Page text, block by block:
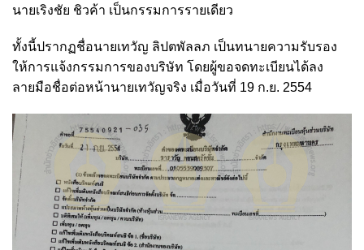
นายเริงชัย ชิวค้า เป็นกรรมการรายเดียว
ทั้งนี้ปรากฏชื่อนายเทวัญ ลิปตพัลลภ เป็นทนายความรับรอง
ให้การแจ้งกรรมการของบริษัท โดยผู้ขอจดทะเบียนได้ลง
ลายมือชื่อต่อหน้านายเทวัญจริง เมื่อวันที่ 19 ก.ย. 2554